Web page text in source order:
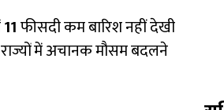
11फीसदी कम बारिश नहीं देखी
में अचानक मौसम बदलने